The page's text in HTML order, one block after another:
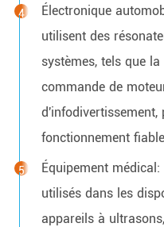
Électronique
utilisent des
systèmes, tels que
commande de
d'infodivertissement,
fonctionnement
Équipement
utilisés dans les
appareils à